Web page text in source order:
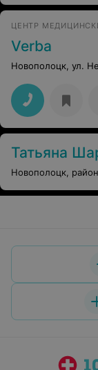
Verba
Новополоцк, ул.
Татьяна
Новополоцк,